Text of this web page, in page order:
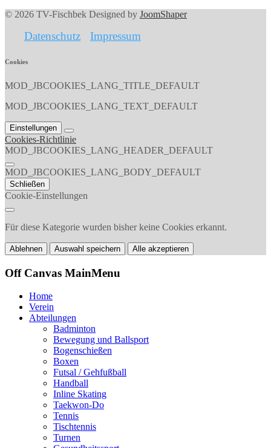
© 2026 TV-Fischbek Designed by JoomShaper
Datenschutz Impressum
Cookies
MOD_JBCOOKIES_LANG_TITLE_DEFAULT
MOD_JBCOOKIES_LANG_TEXT_DEFAULT
Einstellungen
Cookies-Richtlinie
MOD_JBCOOKIES_LANG_HEADER_DEFAULT
MOD_JBCOOKIES_LANG_BODY_DEFAULT
Schließen
Cookie-Einstellungen
Für diese Kategorie wurden bisher keine Cookies erkannt.
Ablehnen Auswahl speichern Alle akzeptieren
Off Canvas MainMenu
Home
Verein
Abteilungen
Badminton
Bewegung und Ballsport
Bogenschießen
Boxen
Futsal / Gehfußball
Handball
Inline Skating
Taekwon-Do
Tennis
Tischtennis
Turnen